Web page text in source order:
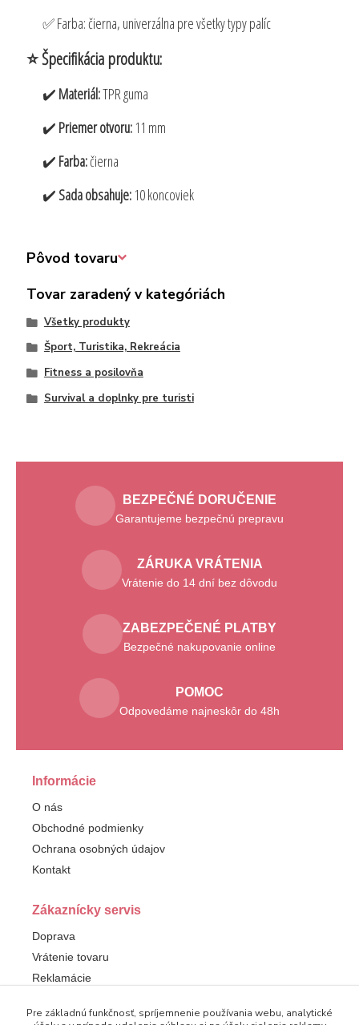
✅ Farba: čierna, univerzálna pre všetky typy palíc
⭐️ Špecifikácia produktu:
✔️ Materiál:TPR guma
✔️ Priemer otvoru: 11 mm
✔️ Farba:čierna
✔️ Sada obsahuje: 10 koncoviek
Pôvod tovaru
Tovar zaradený v kategóriách
Všetky produkty
Šport, Turistika, Rekreácia
Fitness a posilovňa
Survival a doplnky pre turisti
BEZPEČNÉ DORUČENIE
Garantujeme bezpečnú prepravu
ZÁRUKA VRÁTENIA
Vrátenie do 14 dní bez dôvodu
ZABEZPEČENÉ PLATBY
Bezpečné nakupovanie online
POMOC
Odpovedáme najneskôr do 48h
Informácie
O nás
Obchodné podmienky
Ochrana osobných údajov
Kontakt
Zákaznícky servis
Doprava
Vrátenie tovaru
Reklamácie
Sledujte nás
Pre základnú funkčnosť, spríjemnenie používania webu, analytické